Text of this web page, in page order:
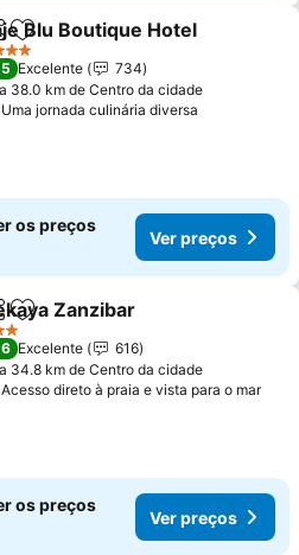
Adicionar aos favoritos
Blu Boutique Hotel
Excelente
734
a 38.0 km de Centro da cidade
Uma jornada culinária diversa
os preços
Ver preços
Adicionar aos favoritos
Zanzibar
Excelente
616
a 34.8 km de Centro da cidade
Acesso direto à praia e vista para o marVer
os preços
Ver preços